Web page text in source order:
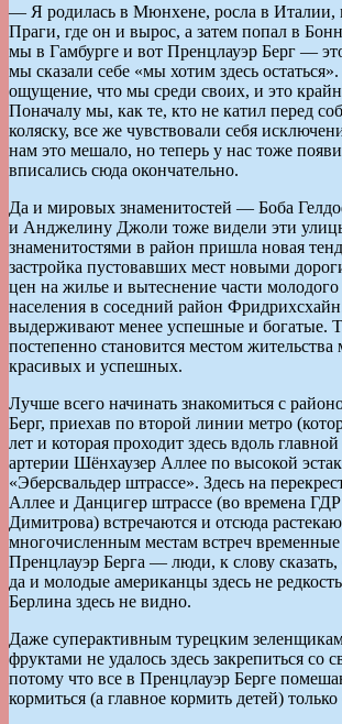
— Я родилась в Мюнхене, росла в
Праги, где он и вырос, а затем попал в
мы в Гамбурге и вот Пренцлауэр Берг —
мы сказали себе «мы хотим здесь остаться».
ощущение, что мы среди своих, и это
Поначалу мы, как те, кто не катил перед
коляску, все же чувствовали себя
нам это мешало, но теперь у нас тоже
вписались сюда окончательно.
Да и мировых знаменитостей — Боба
и Анджелину Джоли тоже видели эти
знаменитостями в район пришла новая
застройка пустовавших мест новыми
цен на жилье и вытеснение части молодого
населения в соседний район
выдерживают менее успешные и богатые.
постепенно становится местом
красивых и успешных.
Лучше всего начинать знакомиться с
Берг, приехав по второй линии метро
лет и которая проходит здесь вдоль
артерии Шёнхаузер Аллее по высокой
«Эберсвальдер штрассе». Здесь на
Аллее и Данцигер штрассе (во времена
Димитрова) встречаются и отсюда
многочисленным местам встреч
Пренцлауэр Берга — люди, к слову
да и молодые американцы здесь не
Берлина здесь не видно.
Даже суперактивным турецким
фруктами не удалось здесь закрепиться со
потому что все в Пренцлауэр Берге
кормиться (а главное кормить детей)